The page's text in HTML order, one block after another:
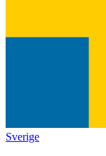
Sverige